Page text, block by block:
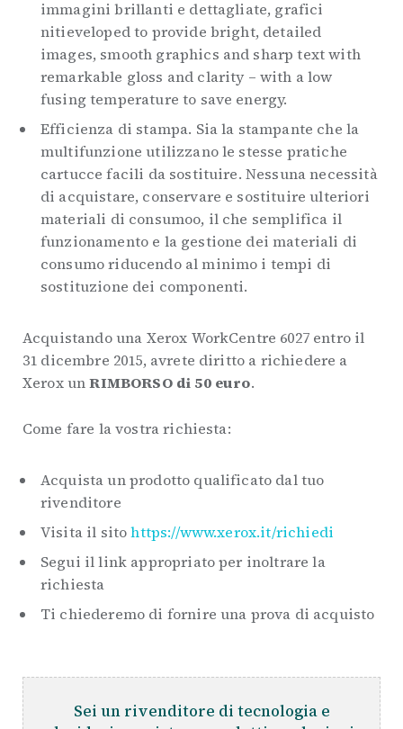
immagini brillanti e dettagliate, grafici
nitieveloped to provide bright, detailed
images, smooth graphics and sharp text with
remarkable gloss and clarity – with a low
fusing temperature to save energy.
Efficienza di stampa. Sia la stampante che la
multifunzione utilizzano le stesse pratiche
cartucce facili da sostituire. Nessuna necessità
di acquistare, conservare e sostituire ulteriori
materiali di consumoo, il che semplifica il
funzionamento e la gestione dei materiali di
consumo riducendo al minimo i tempi di
sostituzione dei componenti.
Acquistando una Xerox WorkCentre 6027 entro il
31 dicembre 2015, avrete diritto a richiedere a
Xerox unRIMBORSO di 50 euro.
Come fare la vostra richiesta:
Acquista un prodotto qualificato dal tuo
rivenditore
Visita il sitohttps://www.xerox.it/richiedi
Segui il link appropriato per inoltrare la
richiesta
Ti chiederemo di fornire una prova di acquisto
Sei un rivenditore di tecnologia e